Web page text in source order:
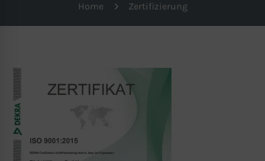
Home Zertifizierung